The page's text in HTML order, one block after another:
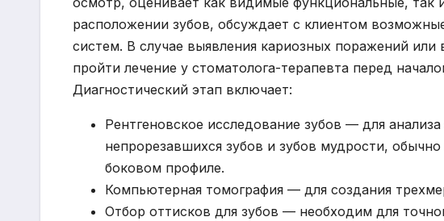
расположении зубов, обсуждает с клиентом
систем. В случае выявления кариозных поражений
пройти лечение у стоматолога-терапевта перед
Диагностический этап включает:
Рентгеновское исследование зубов — для
непрорезавшихся зубов и зубов мудрости,
боковом профиле.
Компьютерная томография — для создания
Отбор оттисков для зубов — необходим для